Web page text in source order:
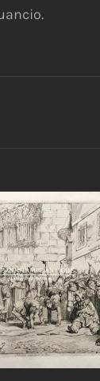
AL CARRELLO
DETTAGLI